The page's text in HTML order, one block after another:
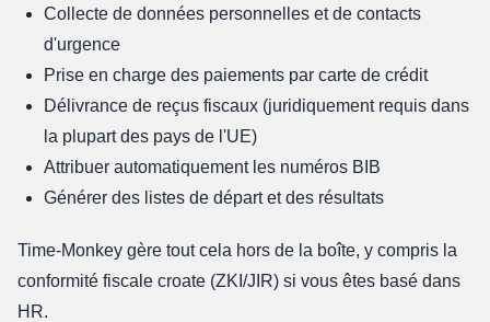
Collecte de données personnelles et de contacts
d'urgence
Prise en charge des paiements par carte de crédit
Délivrance de reçus fiscaux (juridiquement requis dans
la plupart des pays de l'UE)
Attribuer automatiquement les numéros BIB
Générer des listes de départ et des résultats
Time-Monkey gère tout cela hors de la boîte, y compris la
conformité fiscale croate (ZKI/JIR) si vous êtes basé dans
HR.